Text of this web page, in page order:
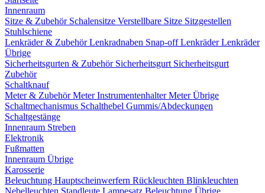
Innenraum
Sitze & Zubehör Schalensitze Verstellbare Sitze Sitzgestellen
Stuhlschiene
Lenkräder & ZubehörLenkradnaben Snap-offLenkräderLenkräder
Übrige
Sicherheitsgurten & Zubehör Sicherheitsgurt Sicherheitsgurt
Zubehör
Schaltknauf
Meter & ZubehörMeterInstrumentenhalterMeter Übrige
Schaltmechanismus Schalthebel Gummis/Abdeckungen
Schaltgestänge
Innenraum Streben
Elektronik
Fußmatten
Innenraum Übrige
Karosserie
Beleuchtung Hauptscheinwerfern Rückleuchten Blinkleuchten
Nebelleuchten Standleute Lampesatz Beleuchtung Übrige